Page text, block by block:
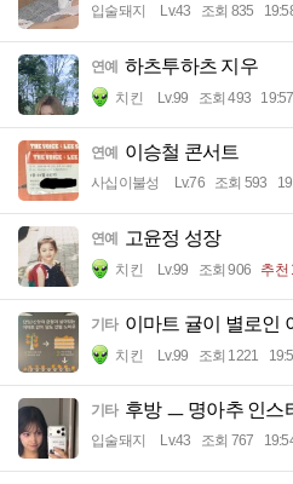
입술돼지 Lv.43 조회 835
연예 하츠투하츠 지우
치킨 Lv.99 조회 493 19:57
연예 이승철 콘서트
사십이불성 Lv.76 조회 593
연예 고윤정 성장
치킨 Lv.99 조회 906 추천
기타 이마트 귤이 별로인
치킨 Lv.99 조회 1221
기타 후방 ㅡ 명아추 인스
입술돼지 Lv.43 조회 767